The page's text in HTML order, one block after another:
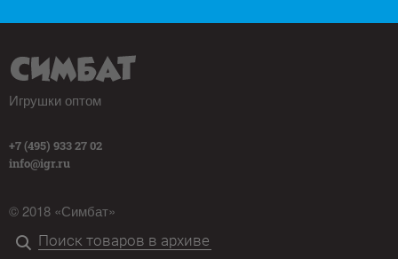
Игрушки оптом
+7 (495) 933 27 02
info@igr.ru
© 2018 «Симбат»